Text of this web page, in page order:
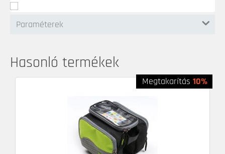
Paraméterek
Hasonló termékek
Megtakarítás 10%